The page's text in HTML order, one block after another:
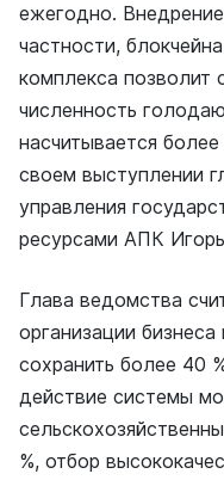
ежегодно.
частности,
комплекса позволит
численность
насчитывается
своем выступлении
управления
ресурсами АПК
Глава ведомства
организации
сохранить более 40
действие системы
%, отбор